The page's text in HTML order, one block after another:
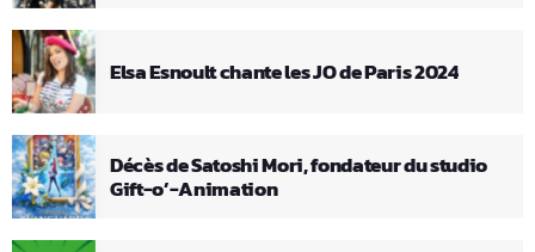
Elsa Esnoult chante les JO de Paris 2024
Décès de Satoshi Mori, fondateur du studio
Gift-o’-Animation